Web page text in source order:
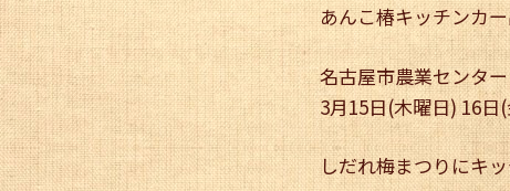
あんこ椿キッチンカ
名古屋市農業センタ
3月15日(木曜日) 16日
しだれ梅まつりにキ